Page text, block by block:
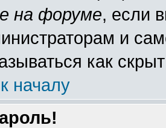
на форуме, если
и
как
началу